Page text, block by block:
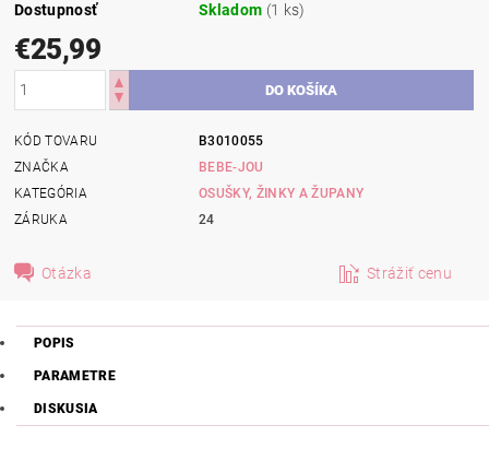
Dostupnosť Skladom (1 ks)
€25,99
KÓD TOVARU
B3010055
ZNAČKA
BEBE-JOU
KATEGÓRIA
OSUŠKY, ŽINKY A ŽUPANY
ZÁRUKA
24
Otázka Strážiť cenu
POPIS
PARAMETRE
DISKUSIA